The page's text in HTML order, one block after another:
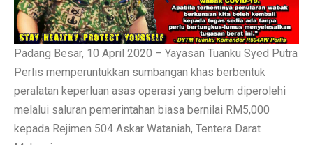
Padang Besar, 10 April 2020 – Yayasan Tuanku Syed Putra
Perlis memperuntukkan sumbangan khas berbentuk
peralatan keperluan asas operasi yang belum diperolehi
melalui saluran pemerintahan biasa bernilai RM5,000
kepada Rejimen 504 Askar Wataniah, Tentera Darat